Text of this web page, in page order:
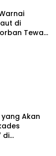
di
Tewas
Akan
di